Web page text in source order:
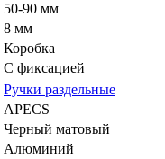
50-90 мм
8 мм
Коробка
С фиксацией
Ручки раздельные
APECS
Черный матовый
Алюминий